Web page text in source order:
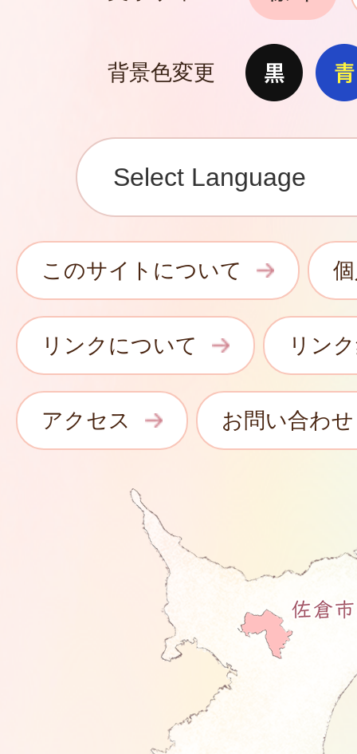
背景色変更
このサイトについて
リンクについて リン
アクセス お問い合わせ